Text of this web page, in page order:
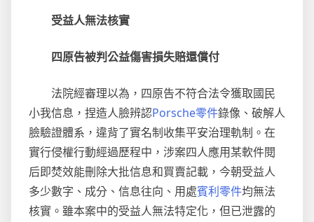
受益人無法核實
四原告被判公益傷害損失賠還償付
法院經審理以為，四原告不符合法令獲取國民
小我信息，捏造人臉辨認Porsche零件錄像、破解人
臉驗證體系，違背了實名制收集平安治理軌制。在
實行侵權行動經過歷程中，涉案四人應用某軟件閱
后即焚效能刪除大批信息和買賣記載，今朝受益人
多少數字、成分、信息往向、用處賓利零件均無法
核實。雖本案中的受益人無法特定化，但已泄露的